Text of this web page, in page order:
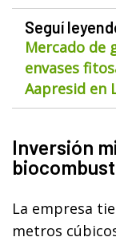
Seguí
Mercado de
envases
Aapresid en
Inversión
La empresa
metros